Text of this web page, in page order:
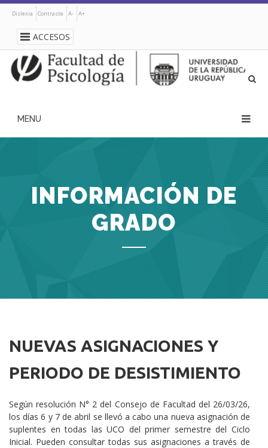
Pasar
principal
Dislexia Contraste A- A+
ACCESOS
navegación
principal
INFORMACIÓN DE
GRADO
NUEVAS ASIGNACIONES Y
PERIODO DE DESISTIMIENTO
Cuerpo
Según resolución N° 2 del Consejo de Facultad del 26/03/26,
los días 6 y 7 de abril se llevó a cabo una nueva asignación de
suplentes en todas las UCO del primer semestre del Ciclo
Inicial. Pueden consultar todas sus asignaciones a través de